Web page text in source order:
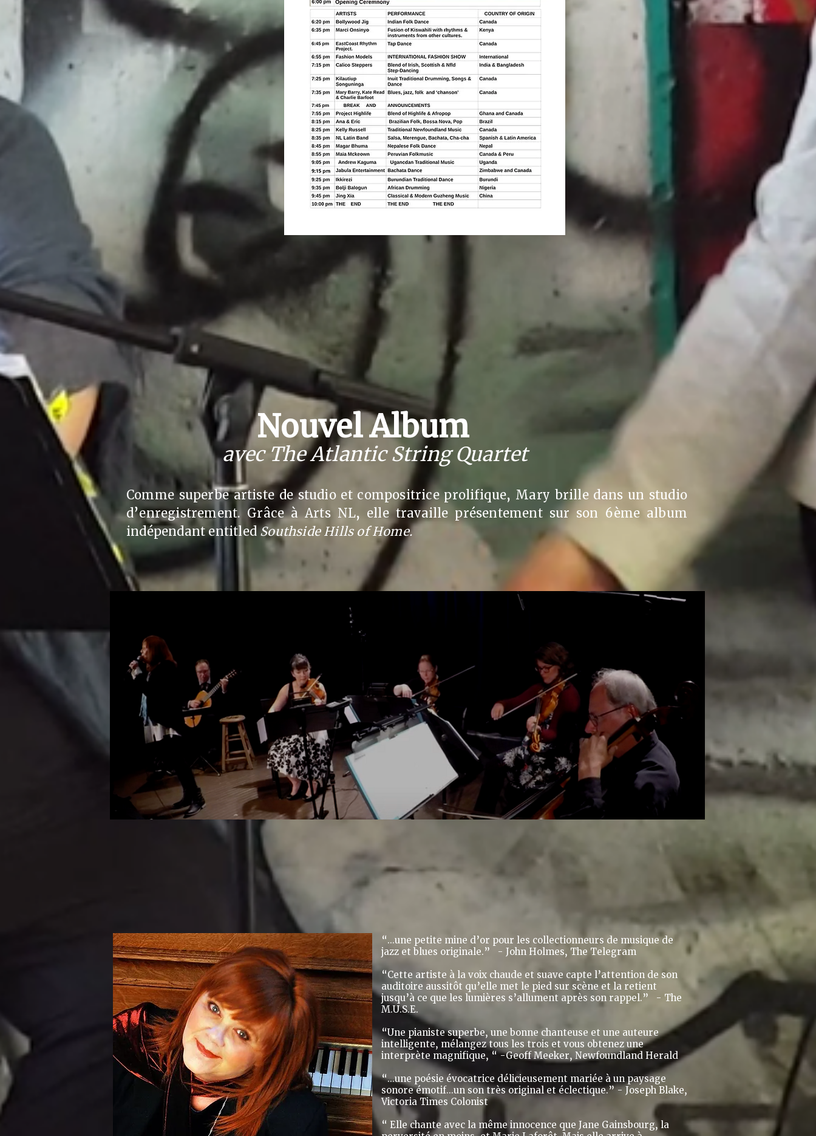
Nouvel Album
avec The Atlantic String Quartet
Comme superbe artiste de studio et compositrice prolifique, Mary brille dans un studio
d’enregistrement. Grâce à Arts NL, elle travaille présentement sur son 6ème album
indépendant entitledSouthside Hills of Home.
“...une petite mine d’or pour les collectionneurs de musique de
jazz et blues originale.” - John Holmes, The Telegram
“Cette artiste à la voix chaude et suave capte l’attention de son
auditoire aussitôt qu’elle met le pied sur scène et la retient
jusqu’à ce que les lumières s’allument après son rappel.” - The
M.U.S.E.
“Une pianiste superbe, une bonne chanteuse et une auteure
intelligente, mélangez tous les trois et vous obtenez une
interprète magnifique, “ -Geoff Meeker, Newfoundland Herald
“...une poésie évocatrice délicieusement mariée à un paysage
sonore émotif...un son très original et éclectique.”- Joseph Blake,
Victoria Times Colonist
“ Elle chante avec la même innocence que Jane Gainsbourg, la